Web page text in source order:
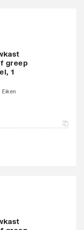
greep
1
Eiken